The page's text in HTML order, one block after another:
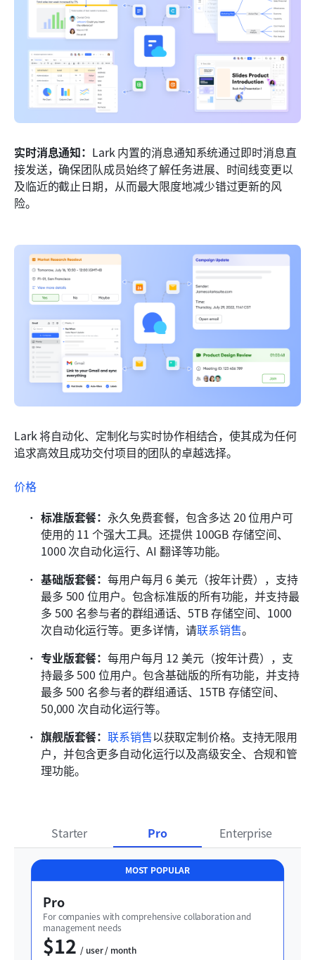
实时消息通知： Lark 内置的消息通知系统通过即时消息直
接发送，确保团队成员始终了解任务进展、时间线变更以
及临近的截止日期，从而最大限度地减少错过更新的风
险。
Lark 将自动化、定制化与实时协作相结合，使其成为任何
追求高效且成功交付项目的团队的卓越选择。
价格
标准版套餐： 永久免费套餐，包含多达 20 位用户可
使用的 11 个强大工具。还提供 100GB 存储空间、
1000 次自动化运行、AI 翻译等功能。
基础版套餐：每用户每月 6 美元（按年计费），支持
最多 500 位用户。包含标准版的所有功能，并支持最
多 500 名参与者的群组通话、5TB 存储空间、1000
次自动化运行等。更多详情，请联系销售。
专业版套餐：每用户每月 12 美元（按年计费），支
持最多 500 位用户。包含基础版的所有功能，并支持
最多 500 名参与者的群组通话、15TB 存储空间、
50,000 次自动化运行等。
旗舰版套餐：联系销售以获取定制价格。支持无限用
户，并包含更多自动化运行以及高级安全、合规和管
理功能。
Starter Pro Enterprise
MOST POPULAR
Pro
For companies with comprehensive collaboration and
management needs
$12
  / user / month